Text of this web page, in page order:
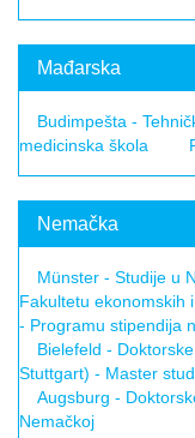
Mađarska
Budimpešta -
medicinska škola
Nemačka
Münster - Studije u
Fakultetu ekonomskih
- Programu stipendija
Bielefeld -
Stuttgart) - Master
Augsburg -
Nemačkoj